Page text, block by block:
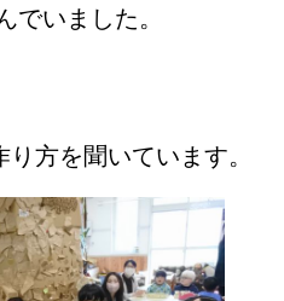
でいました。
方を聞いています。